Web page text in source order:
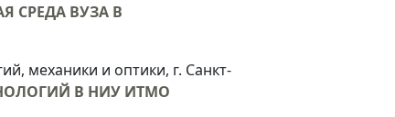
СРЕДА ВУЗА В
механики и оптики, г. Санкт-
В НИУ ИТМО